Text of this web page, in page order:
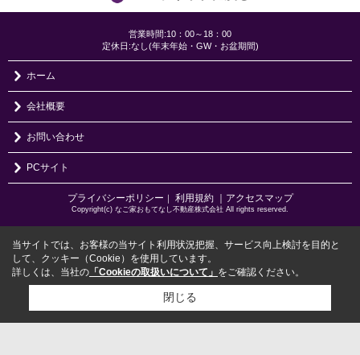
営業時間:10：00～18：00
定休日:なし(年末年始・GW・お盆期間)
ホーム
会社概要
お問い合わせ
PCサイト
プライバシーポリシー 利用規約 ｜アクセスマップ
Copyright(c) なご家おもてなし不動産株式会社 All rights reserved.
当サイトでは、お客様の当サイト利用状況把握、サービス向上検討を目的と
して、クッキー（Cookie）を使用しています。
詳しくは、当社の 「Cookieの取扱いについて」 をご確認ください。
閉じる